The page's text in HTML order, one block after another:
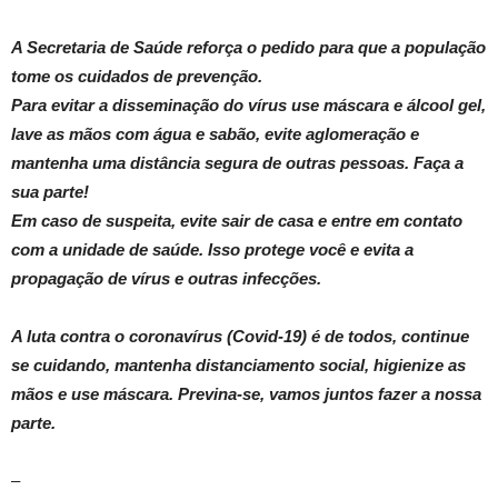
A Secretaria de Saúde reforça o pedido para que a população
tome os cuidados de prevenção.
Para evitar a disseminação do vírus use máscara e álcool gel,
lave as mãos com água e sabão, evite aglomeração e
mantenha uma distância segura de outras pessoas. Faça a
sua parte!
Em caso de suspeita, evite sair de casa e entre em contato
com a unidade de saúde. Isso protege você e evita a
propagação de vírus e outras infecções.
A luta contra o coronavírus (Covid-19) é de todos, continue
se cuidando, mantenha distanciamento social, higienize as
mãos e use máscara. Previna-se, vamos juntos fazer a nossa
parte.
–